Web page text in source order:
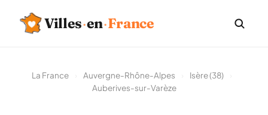
Villes·en·France
La France Auvergne-Rhône-Alpes Isère (38)
Auberives-sur-Varèze